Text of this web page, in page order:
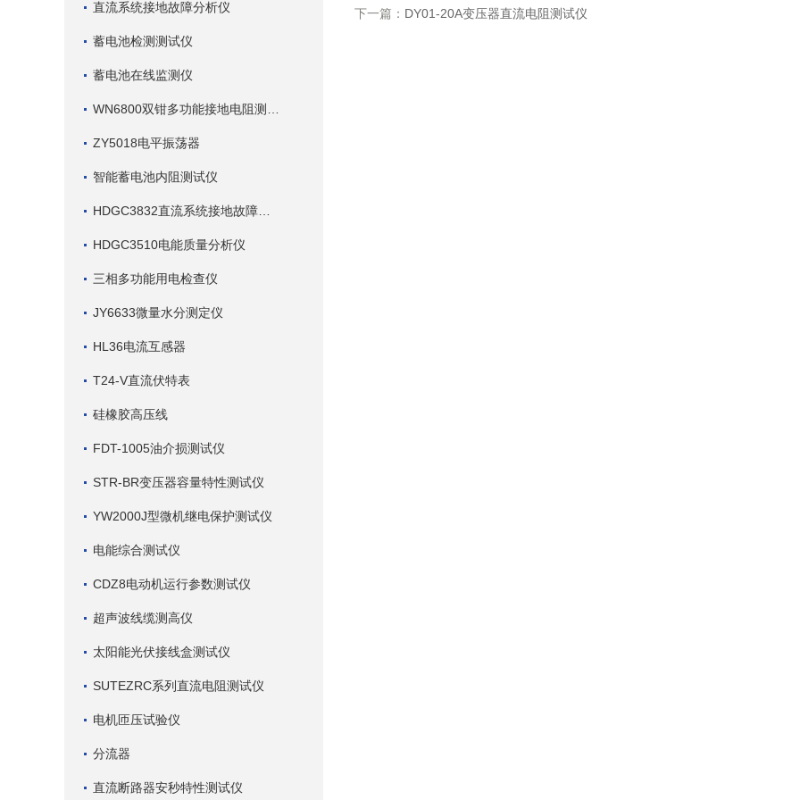
直流系统接地故障分析仪
蓄电池检测测试仪
蓄电池在线监测仪
ZY5018电平振荡器
智能蓄电池内阻测试仪
HDGC3510电能质量分析仪
三相多功能用电检查仪
JY6633微量水分测定仪
HL36电流互感器
T24-V直流伏特表
硅橡胶高压线
FDT-1005油介损测试仪
STR-BR变压器容量特性测试仪
YW2000J型微机继电保护测试仪
电能综合测试仪
CDZ8电动机运行参数测试仪
超声波线缆测高仪
太阳能光伏接线盒测试仪
SUTEZRC系列直流电阻测试仪
电机匝压试验仪
分流器
直流断路器安秒特性测试仪
下一篇： DY01-20A变压器直流电阻测试仪